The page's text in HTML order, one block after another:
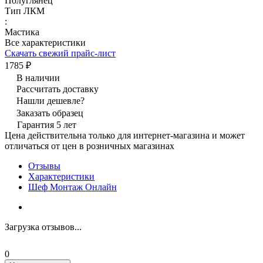
Тип ЛКМ
:
Мастика
Все характеристики
Скачать свежий прайс-лист
1785 ₽
В наличии
Рассчитать доставку
Нашли дешевле?
Заказать образец
Гарантия 5 лет
Цена действительна только для интернет-магазина и может
отличаться от цен в розничных магазинах
Отзывы
Характеристики
Шеф Монтаж Онлайн
Загрузка отзывов...
0